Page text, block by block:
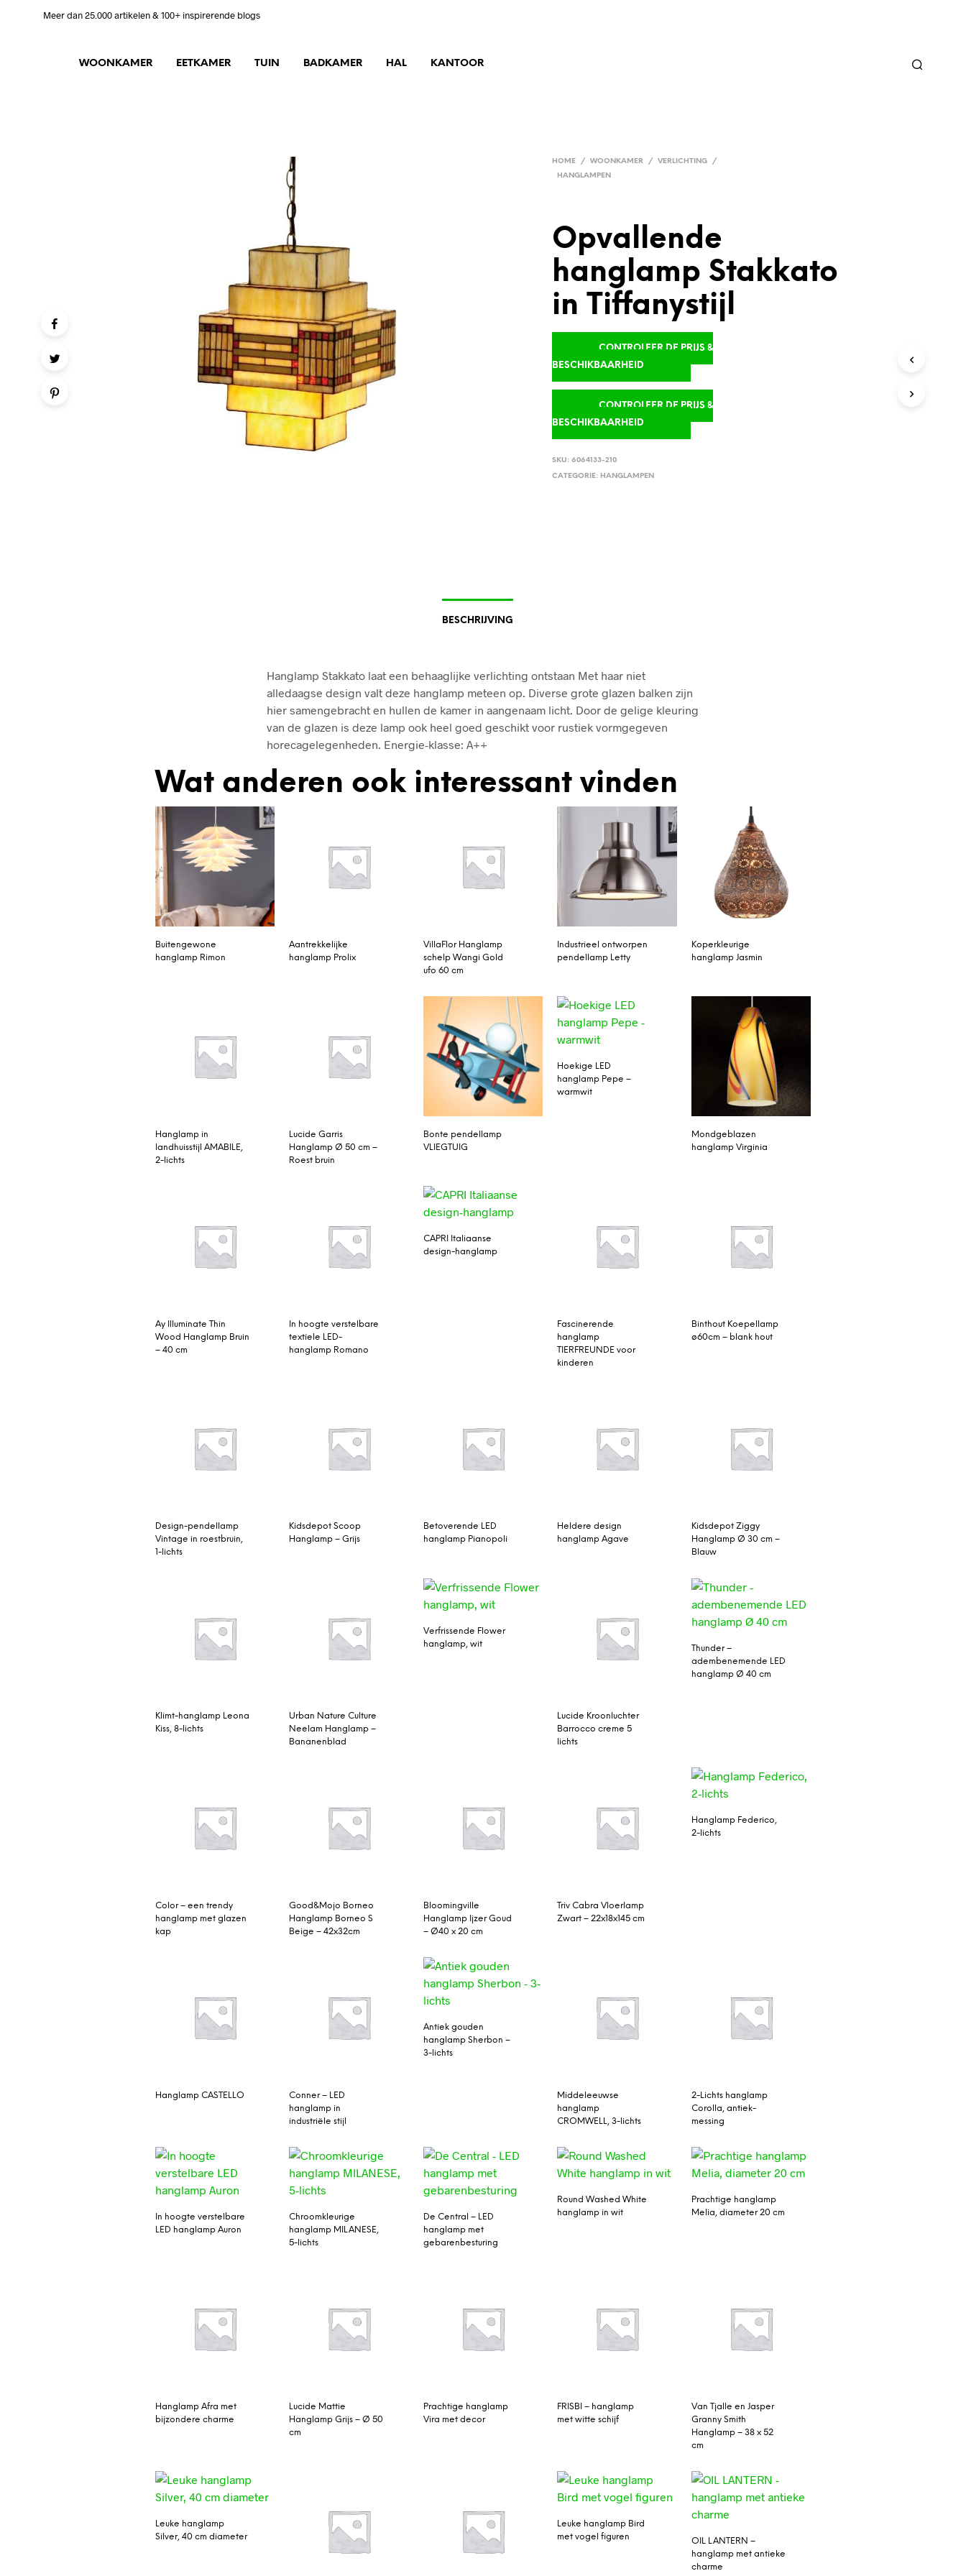
Meer dan 25.000 artikelen & 100+ inspirerende blogs
WOONKAMER EETKAMER TUIN BADKAMER HAL KANTOOR
HOME / WOONKAMER / VERLICHTING
/
HANGLAMPEN
Opvallende
hanglamp Stakkato
in Tiffanystijl
CONTROLEER DE PRIJS &
BESCHIKBAARHEID
CONTROLEER DE PRIJS &
BESCHIKBAARHEID
SKU:6064133-210
CATEGORIE: HANGLAMPEN
BESCHRIJVING
Hanglamp Stakkato laat een behaaglijke verlichting ontstaan Met haar niet
alledaagse design valt deze hanglamp meteen op. Diverse grote glazen balken zijn
hier samengebracht en hullen de kamer in aangenaam licht. Door de gelige kleuring
van de glazen is deze lamp ook heel goed geschikt voor rustiek vormgegeven
horecagelegenheden. Energie-klasse: A++
Wat anderen ook interessant vinden
Buitengewone
hanglamp Rimon
Aantrekkelijke
hanglamp Prolix
VillaFlor Hanglamp
schelp Wangi Gold
ufo 60 cm
Industrieel ontworpen
pendellamp Letty
Koperkleurige
hanglamp Jasmin
Hanglamp in
landhuisstijl AMABILE,
2-lichts
Lucide Garris
Hanglamp Ø 50 cm –
Roest bruin
Bonte pendellamp
VLIEGTUIG
Hoekige LED
hanglamp Pepe –
warmwit
Mondgeblazen
hanglamp Virginia
Ay Illuminate Thin
Wood Hanglamp Bruin
– 40 cm
In hoogte verstelbare
textiele LED-
hanglamp Romano
CAPRI Italiaanse
design-hanglamp
Fascinerende
hanglamp
TIERFREUNDE voor
kinderen
Binthout Koepellamp
ø60cm – blank hout
Design-pendellamp
Vintage in roestbruin,
1-lichts
Kidsdepot Scoop
Hanglamp – Grijs
Betoverende LED
hanglamp Pianopoli
Heldere design
hanglamp Agave
Kidsdepot Ziggy
Hanglamp Ø 30 cm –
Blauw
Klimt-hanglamp Leona
Kiss, 8-lichts
Urban Nature Culture
Neelam Hanglamp –
Bananenblad
Verfrissende Flower
hanglamp, wit
Lucide Kroonluchter
Barrocco creme 5
lichts
Thunder –
adembenemende LED
hanglamp Ø 40 cm
Color – een trendy
hanglamp met glazen
kap
Good&Mojo Borneo
Hanglamp Borneo S
Beige – 42x32cm
Bloomingville
Hanglamp Ijzer Goud
– Ø40 x 20 cm
Triv Cabra Vloerlamp
Zwart – 22x18x145 cm
Hanglamp Federico,
2-lichts
Hanglamp CASTELLO
Conner – LED
hanglamp in
industriële stijl
Antiek gouden
hanglamp Sherbon –
3-lichts
Middeleeuwse
hanglamp
CROMWELL, 3-lichts
2-Lichts hanglamp
Corolla, antiek-
messing
In hoogte verstelbare
LED hanglamp Auron
Chroomkleurige
hanglamp MILANESE,
5-lichts
De Central – LED
hanglamp met
gebarenbesturing
Round Washed White
hanglamp in wit
Prachtige hanglamp
Melia, diameter 20 cm
Hanglamp Afra met
bijzondere charme
Lucide Mattie
Hanglamp Grijs – Ø 50
cm
Prachtige hanglamp
Vira met decor
FRISBI – hanglamp
met witte schijf
Van Tjalle en Jasper
Granny Smith
Hanglamp – 38 x 52
cm
Leuke hanglamp
Silver, 40 cm diameter
Leuke hanglamp Bird
met vogel figuren
OIL LANTERN –
hanglamp met antieke
charme